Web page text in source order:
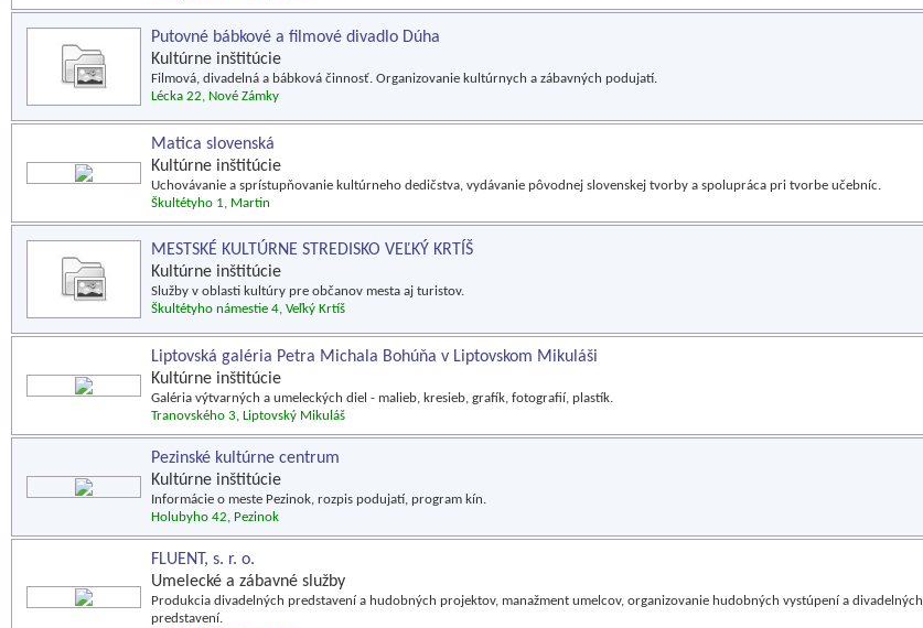
Putovné bábkové a filmové divadlo Dúha
Kultúrne inštitúcie
Filmová, divadelná a bábková činnosť. Organizovanie kultúrnych a zábavných podujatí.
Lécka 22, Nové Zámky
Matica slovenská
Kultúrne inštitúcie
Uchovávanie a sprístupňovanie kultúrneho dedičstva, vydávanie pôvodnej slovenskej tvorby a spolupráca pri tvorbe učebníc.
Škultétyho 1, Martin
MESTSKÉ KULTÚRNE STREDISKO VEĽKÝ KRTÍŠ
Kultúrne inštitúcie
Služby v oblasti kultúry pre občanov mesta aj turistov.
Škultétyho námestie 4, Veľký Krtíš
Liptovská galéria Petra Michala Bohúňa v Liptovskom Mikuláši
Kultúrne inštitúcie
Galéria výtvarných a umeleckých diel - malieb, kresieb, grafík, fotografií, plastík.
Tranovského 3, Liptovský Mikuláš
Pezinské kultúrne centrum
Kultúrne inštitúcie
Informácie o meste Pezinok, rozpis podujatí, program kín.
Holubyho 42, Pezinok
FLUENT, s. r. o.
Umelecké a zábavné služby
Produkcia divadelných predstavení a hudobných projektov, manažment umelcov, organizovanie hudobných vystúpení a divadelných
predstavení.